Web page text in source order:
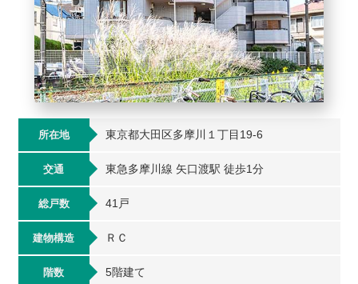
所在地 東京都大田区多摩川１丁目19-6
交通 東急多摩川線 矢口渡駅 徒歩1分
総戸数 41戸
建物構造 ＲＣ
階数 5階建て